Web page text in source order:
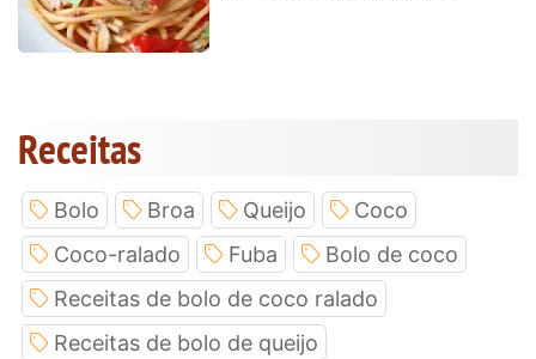
Receitas
Bolo Broa Queijo
Coco
Coco-ralado
Fuba
Bolo de coco
Receitas de bolo de coco ralado
Receitas de bolo de queijo